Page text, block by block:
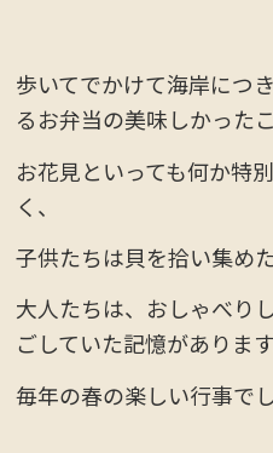
歩いてでかけて海岸につ
るお弁当の美味しかったこ
お花見といっても何か特
く、
子供たちは貝を拾い集め
大人たちは、おしゃべり
ごしていた記憶があります
毎年の春の楽しい行事でし